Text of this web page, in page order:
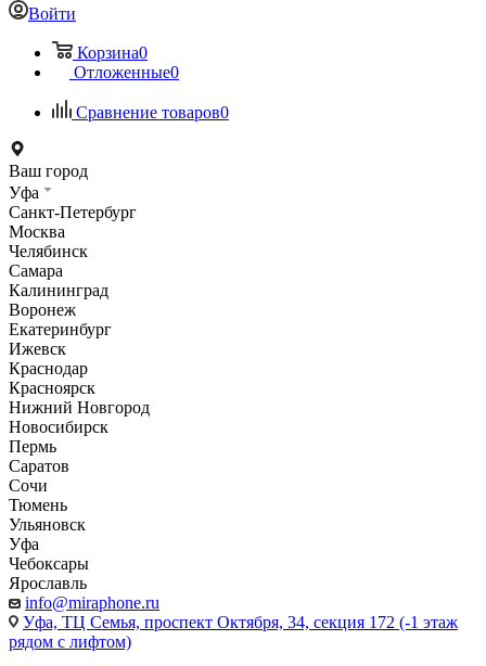
Войти
Корзина0
Отложенные0
Сравнение товаров0
Ваш город
Уфа
Санкт-Петербург
Москва
Челябинск
Самара
Калининград
Воронеж
Екатеринбург
Ижевск
Краснодар
Красноярск
Нижний Новгород
Новосибирск
Пермь
Саратов
Сочи
Тюмень
Ульяновск
Уфа
Чебоксары
Ярославль
info@miraphone.ru
Уфа, ТЦ Семья, проспект Октября, 34, секция 172 (-1 этаж
рядом с лифтом)